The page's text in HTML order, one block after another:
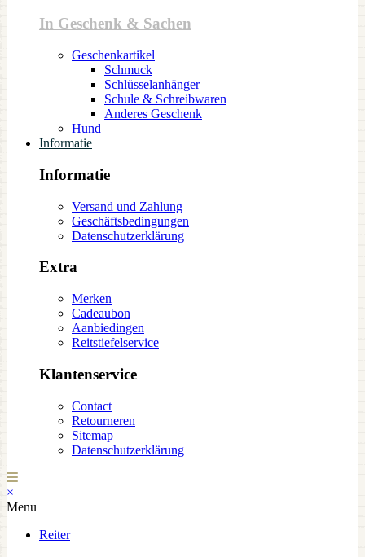
In Geschenk & Sachen
Geschenkartikel
Schmuck
Schlüsselanhänger
Schule & Schreibwaren
Anderes Geschenk
Hund
Informatie
Informatie
Versand und Zahlung
Geschäftsbedingungen
Datenschutzerklärung
Extra
Merken
Cadeaubon
Aanbiedingen
Reitstiefelservice
Klantenservice
Contact
Retourneren
Sitemap
Datenschutzerklärung
×
Menu
Reiter